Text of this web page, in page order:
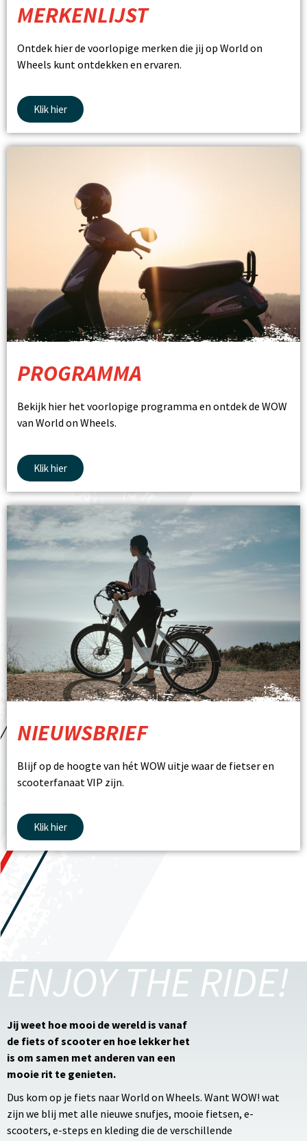
MERKENLIJST
Ontdek hier de voorlopige merken die jij op World on
Wheels kunt ontdekken en ervaren.
Klik hier
PROGRAMMA
Bekijk hier het voorlopige programma en ontdek de WOW
van World on Wheels.
Klik hier
NIEUWSBRIEF
Blijf op de hoogte van hét WOW uitje waar de fietser en
scooterfanaat VIP zijn.
Klik hier
ENJOY THE RIDE!
Jij weet hoe mooi de wereld is vanaf
de fiets of scooter en hoe lekker het
is om samen met anderen van een
mooie rit te genieten.
Dus kom op je fiets naar World on Wheels. Want WOW! wat
zijn we blij met alle nieuwe snufjes, mooie fietsen, e-
scooters, e-steps en kleding die de verschillende